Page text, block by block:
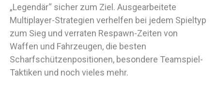
„Legendär“ sicher zum Ziel. Ausgearbeitete
Multiplayer-Strategien verhelfen bei jedem Spieltyp
zum Sieg und verraten Respawn-Zeiten von
Waffen und Fahrzeugen, die besten
Scharfschützenpositionen, besondere Teamspiel-
Taktiken und noch vieles mehr.